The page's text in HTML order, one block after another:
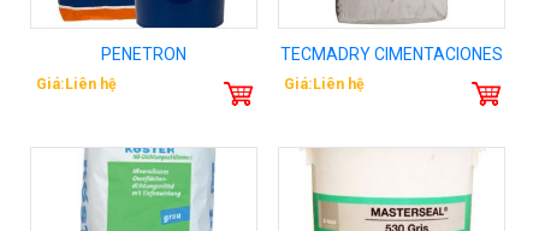
PENETRON
Giá:Liên hệ
TECMADRY CIMENTACIONES
Giá:Liên hệ